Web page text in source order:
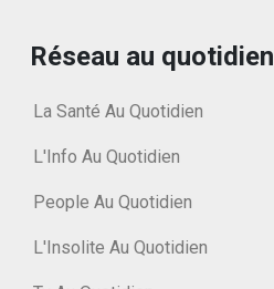
Réseau au quotidien
La Santé Au Quotidien
L'Info Au Quotidien
People Au Quotidien
L'Insolite Au Quotidien